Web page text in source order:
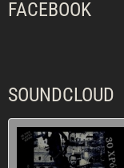
FACEBOOK
SOUNDCLOUD